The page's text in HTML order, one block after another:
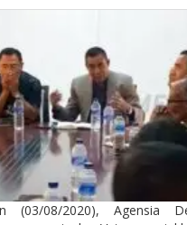
(03/08/2020), Agensia